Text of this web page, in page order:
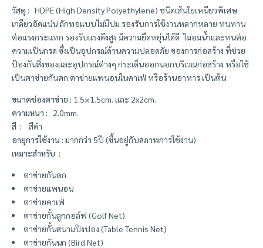
วัสดุ : HDPE (High Density Polyethylene) ชนิดเส้นใยเหนียวพิเศษ
เกลียวอัดแน่น ถักทอแบบไม่มีปม รองรับการใช้งานหลากหลาย ทนทาน
ต่อแรงกระแทก รองรับแรงดึงสูง มีความยืดหยุ่นได้ดี ไม่อมน้ำและทนต่อ
ความเป็นกรด ซึ่งเป็นอุปกรณ์ด้านความปลอดภัย ของการก่อสร้าง ที่ช่วย
ป้องกันสิ่งของและอุปกรณ์ต่างๆ กระเด็นออกนอกบริเวณก่อสร้าง หรือใช้
เป็นตาข่ายกันตก ตาข่ายแพนอนในคาเฟ่ หรือร้านอาหาร เป็นต้น
ขนาดช่องตาข่าย : 1.5×1.5cm. และ 2x2cm.
ความหนา :
2.0mm.
สี :
สีดำ
อายุการใช้งาน : มากกว่า 5ปี (ขึ้นอยู่กับสภาพการใช้งาน)
เหมาะสำหรับ :
ตาข่ายกันตก
ตาข่ายแพนอน
ตาข่ายคาเฟ่
ตาข่ายกั้นลูกกอล์ฟ (Golf Net)
ตาข่ายกั้นสนามปิงปอง (Table Tennis Net)
ตาข่ายกันนก (Bird Net)